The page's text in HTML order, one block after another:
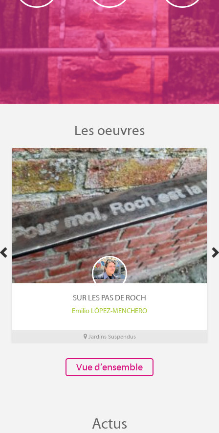
Les oeuvres
SUR LES PAS DE ROCH
Emilio LÓPEZ-MENCHERO
Jardins Suspendus
Vue d’ensemble
Actus